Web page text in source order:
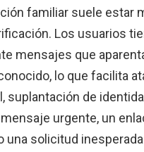
familiar suele estar
Los usuarios
mensajes que
lo que facilita
suplantación de
urgente, un
una solicitud